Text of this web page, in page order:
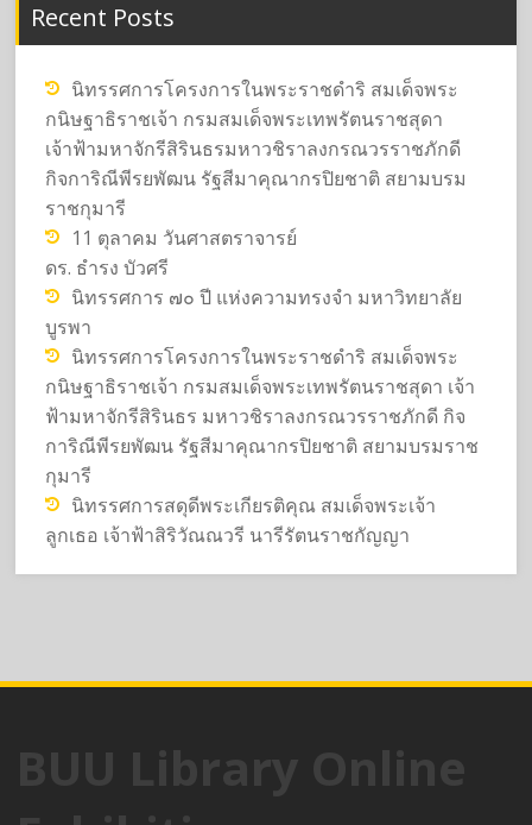
Recent Posts
นิทรรศการโครงการในพระราชดำริ สมเด็จพระ
กนิษฐาธิราชเจ้า กรมสมเด็จพระเทพรัตนราชสุดา
เจ้าฟ้ามหาจักรีสิรินธรมหาวชิราลงกรณวรราชภักดี
กิจการิณีพีรยพัฒน รัฐสีมาคุณากรปิยชาติ สยามบรม
ราชกุมารี
11 ตุลาคม วันศาสตราจารย์
ดร. ธำรง บัวศรี
นิทรรศการ ๗๐ ปี แห่งความทรงจำ มหาวิทยาลัย
บูรพา
นิทรรศการโครงการในพระราชดำริ สมเด็จพระ
กนิษฐาธิราชเจ้า กรมสมเด็จพระเทพรัตนราชสุดา เจ้า
ฟ้ามหาจักรีสิรินธร มหาวชิราลงกรณวรราชภักดี กิจ
การิณีพีรยพัฒน รัฐสีมาคุณากรปิยชาติ สยามบรมราช
กุมารี
นิทรรศการสดุดีพระเกียรติคุณ สมเด็จพระเจ้า
ลูกเธอ เจ้าฟ้าสิริวัณณวรี นารีรัตนราชกัญญา
BUU Library Online